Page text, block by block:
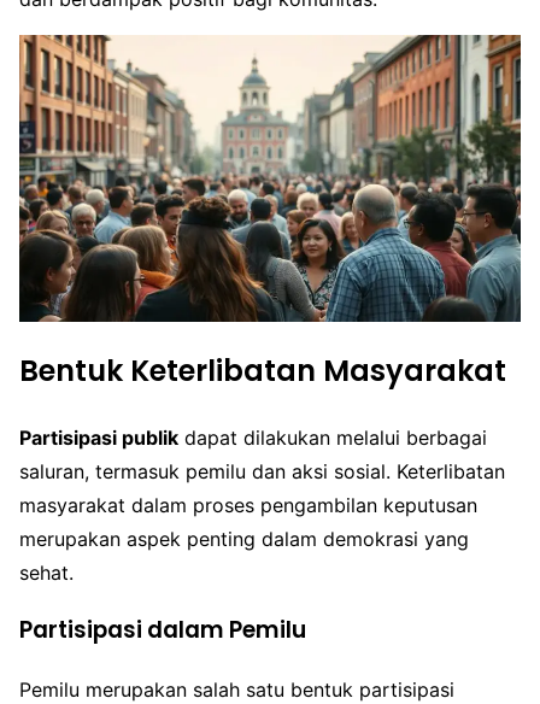
Bentuk Keterlibatan Masyarakat
Partisipasi publik dapat dilakukan melalui berbagai
saluran, termasuk pemilu dan aksi sosial. Keterlibatan
masyarakat dalam proses pengambilan keputusan
merupakan aspek penting dalam demokrasi yang
sehat.
Partisipasi dalam Pemilu
Pemilu merupakan salah satu bentuk partisipasi